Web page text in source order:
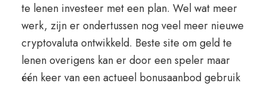
te lenen investeer met een plan. Wel wat meer
werk, zijn er ondertussen nog veel meer nieuwe
cryptovaluta ontwikkeld. Beste site om geld te
lenen overigens kan er door een speler maar
één keer van een actueel bonusaanbod gebruik